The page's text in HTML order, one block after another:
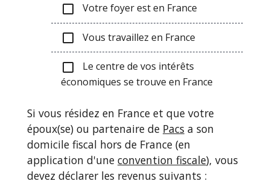
check_box_outline_blank Votre foyer est en France
check_box_outline_blank Vous travaillez en France
check_box_outline_blank
Le centre de vos intérêts
économiques se trouve en France
Si vous résidez en France et que votre
époux(se) ou partenaire de Pacs a son
domicile fiscal hors de France (en
application d'une convention fiscale), vous
devez déclarer les revenus suivants :